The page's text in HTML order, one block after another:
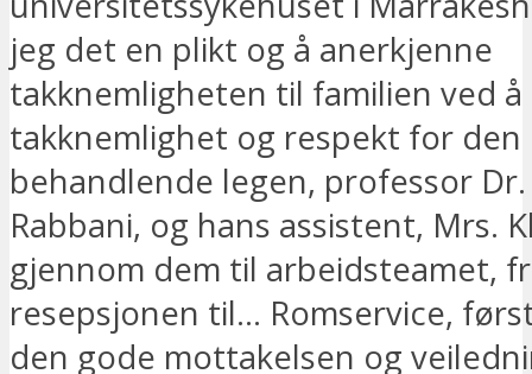
jeg det en plikt og å anerkjenne
takknemligheten til familien ved å
takknemlighet og respekt for den
behandlende legen, professor Dr.
Rabbani, og hans assistent, Mrs.
gjennom dem til arbeidsteamet,
resepsjonen til... Romservice,
den gode mottakelsen og